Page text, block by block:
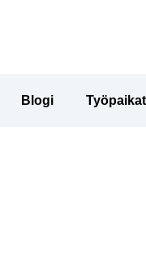
Blogi Työpaikat